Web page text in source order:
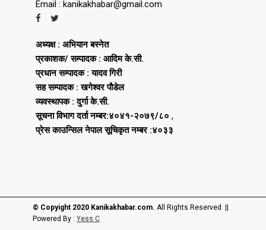
Email : kanikakhabar@gmail.com
अध्यक्ष : अभियान बस्नेत
प्रकाशक/ सम्पादक : आदिम के.सी.
प्रधान सम्पादक : यादव गिरी
सह सम्पादक : खगेश्वर पौडेल
व्यवस्थापक : दुर्गा के.सी.
सूचना विभाग दर्ता नम्बर:४०४१-२०७९/८० ,
प्रेस काउन्सिल नेपाल सूचिकृत नम्बर :४०३३
© Copyight 2020 Kanikakhabar.com. All Rights Reserved ||
Powered By : Yess C